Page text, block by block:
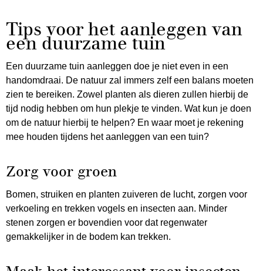
Tips voor het aanleggen van
een duurzame tuin
Een duurzame tuin aanleggen doe je niet even in een
handomdraai. De natuur zal immers zelf een balans moeten
zien te bereiken. Zowel planten als dieren zullen hierbij de
tijd nodig hebben om hun plekje te vinden. Wat kun je doen
om de natuur hierbij te helpen? En waar moet je rekening
mee houden tijdens het aanleggen van een tuin?
Zorg voor groen
Bomen, struiken en planten zuiveren de lucht, zorgen voor
verkoeling en trekken vogels en insecten aan. Minder
stenen zorgen er bovendien voor dat regenwater
gemakkelijker in de bodem kan trekken.